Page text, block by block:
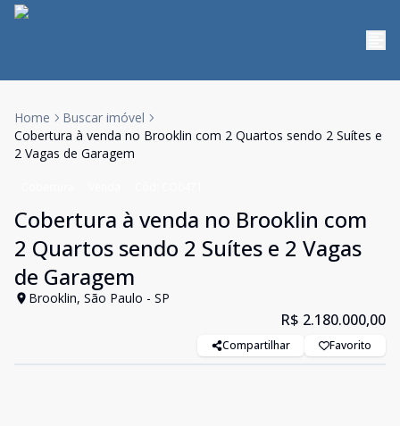
Home
Buscar imóvel
Cobertura à venda no Brooklin com 2 Quartos sendo 2 Suítes e
2 Vagas de Garagem
Cobertura à venda no Brooklin com
2 Quartos sendo 2 Suítes e 2 Vagas
de Garagem
Brooklin, São Paulo - SP
R$ 2.180.000,00
Compartilhar Favorito